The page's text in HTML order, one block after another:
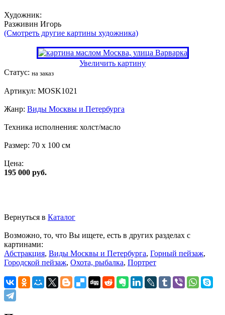
Художник:
Разживин Игорь
(Смотреть другие картины художника)
Увеличить картину
Статус: на заказ
Артикул: MOSK1021
Жанр: Виды Москвы и Петербурга
Техника исполнения: холст/масло
Размер: 70 x 100 см
Цена:
195 000 руб.
Вернуться в Каталог
Возможно, то, что Вы ищете, есть в других разделах с
картинами:
Абстракция, Виды Москвы и Петербурга, Горный пейзаж,
Городской пейзаж, Охота, рыбалка, Портрет